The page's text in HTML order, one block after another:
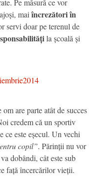
Pe măsură ce vor
maiîncrezători în
servi doar pe terenul de
la școală și
are parte atât de succes
credem că un sportiv
ce este eșecul. Un vechi
copil”. Părinții nu vor
dobândi, cât este sub
față încercărilor vieții.